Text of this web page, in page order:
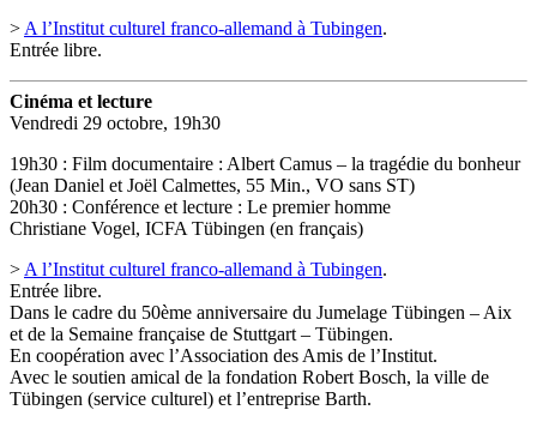
>A l’Institut culturel franco-allemand à Tubingen.
Entrée libre.
Cinéma et lecture
Vendredi 29 octobre, 19h30
19h30 : Film documentaire : Albert Camus – la tragédie du bonheur
(Jean Daniel et Joël Calmettes, 55 Min., VO sans ST)
20h30 : Conférence et lecture : Le premier homme
Christiane Vogel, ICFA Tübingen (en français)
>A l’Institut culturel franco-allemand à Tubingen.
Entrée libre.
Dans le cadre du 50ème anniversaire du Jumelage Tübingen – Aix
et de la Semaine française de Stuttgart – Tübingen.
En coopération avec l’Association des Amis de l’Institut.
Avec le soutien amical de la fondation Robert Bosch, la ville de
Tübingen (service culturel) et l’entreprise Barth.